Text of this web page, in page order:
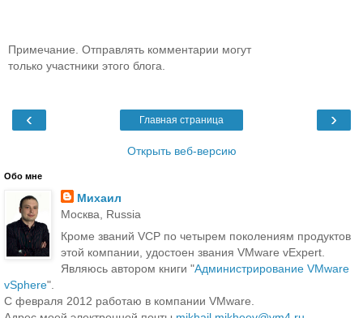
Примечание. Отправлять комментарии могут
только участники этого блога.
‹ ›
Главная страница
Открыть веб-версию
Обо мне
Михаил
Москва, Russia
Кроме званий VCP по четырем поколениям продуктов
этой компании, удостоен звания VMware vExpert.
Являюсь автором книги "Администрирование VMware
vSphere".
С февраля 2012 работаю в компании VMware.